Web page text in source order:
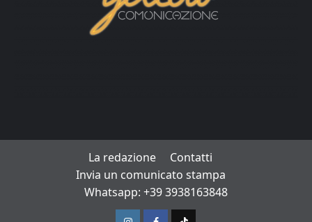
La redazione
Contatti
Invia un comunicato stampa
Whatsapp: +39 3938163848